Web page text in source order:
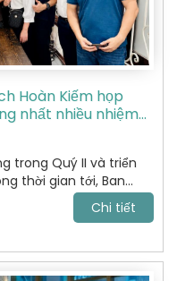
Hoàn Kiếm họp
nhất nhiều nhiệm
trong Quý II và triển
thời gian tới, Ban
Kiếm đã tổ chức cuộc
với sự tham dự của
Chi tiết